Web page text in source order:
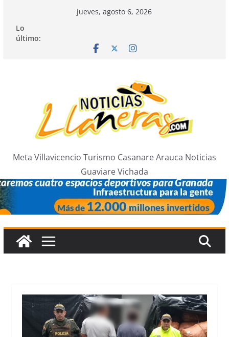
contenido
jueves, agosto 6, 2026
Lo
último:
Meta Villavicencio Turismo Casanare Arauca Noticias
Guaviare Vichada